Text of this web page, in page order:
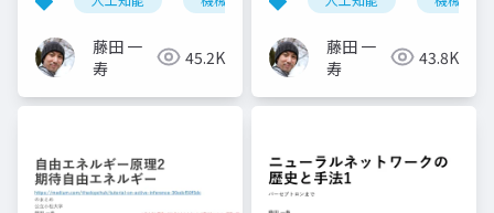
藤田 一
寿
45.2K
藤田 一
寿
43.8K